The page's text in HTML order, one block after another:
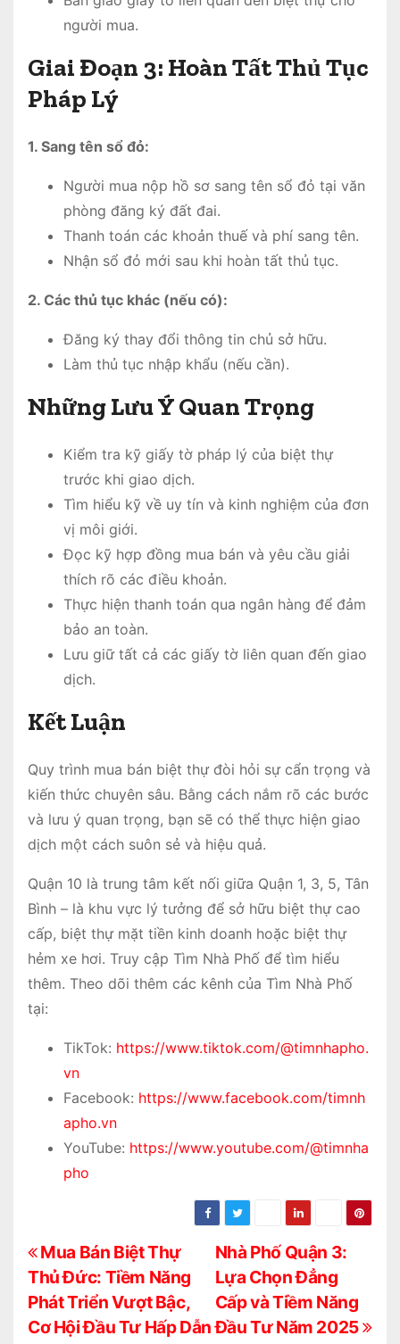
người mua.
Giai Đoạn 3: Hoàn Tất Thủ Tục
Pháp Lý
1. Sang tên sổ đỏ:
Người mua nộp hồ sơ sang tên sổ đỏ tại văn
phòng đăng ký đất đai.
Thanh toán các khoản thuế và phí sang tên.
Nhận sổ đỏ mới sau khi hoàn tất thủ tục.
2. Các thủ tục khác (nếu có):
Đăng ký thay đổi thông tin chủ sở hữu.
Làm thủ tục nhập khẩu (nếu cần).
Những Lưu Ý Quan Trọng
Kiểm tra kỹ giấy tờ pháp lý của biệt thự
trước khi giao dịch.
Tìm hiểu kỹ về uy tín và kinh nghiệm của đơn
vị môi giới.
Đọc kỹ hợp đồng mua bán và yêu cầu giải
thích rõ các điều khoản.
Thực hiện thanh toán qua ngân hàng để đảm
bảo an toàn.
Lưu giữ tất cả các giấy tờ liên quan đến giao
dịch.
Kết Luận
Quy trình mua bán biệt thự đòi hỏi sự cẩn trọng và
kiến thức chuyên sâu. Bằng cách nắm rõ các bước
và lưu ý quan trọng, bạn sẽ có thể thực hiện giao
dịch một cách suôn sẻ và hiệu quả.
Quận 10 là trung tâm kết nối giữa Quận 1, 3, 5, Tân
Bình – là khu vực lý tưởng để sở hữu biệt thự cao
cấp, biệt thự mặt tiền kinh doanh hoặc biệt thự
hẻm xe hơi. Truy cập Tìm Nhà Phố để tìm hiểu
thêm. Theo dõi thêm các kênh của Tìm Nhà Phố
tại:
TikTok: https://www.tiktok.com/@timnhapho.
vn
Facebook: https://www.facebook.com/timnh
apho.vn
YouTube: https://www.youtube.com/@timnha
pho
Đ
i
ề
Nhà Phố Quận 3:
Lựa Chọn Đẳng
Cấp và Tiềm Năng
Đầu Tư Năm 2025
Mua Bán Biệt Thự
Thủ Đức: Tiềm Năng
Phát Triển Vượt Bậc,
Cơ Hội Đầu Tư Hấp Dẫn